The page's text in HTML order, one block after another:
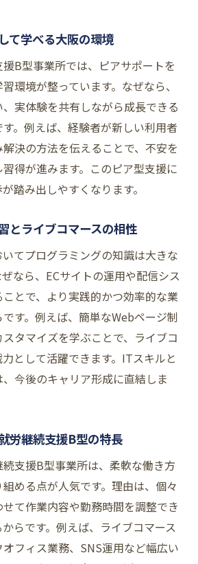
て学べる大阪の環境
B型事業所では、ピアサポートを
環境が整っています。なぜなら、
実体験を共有しながら成長できる
。例えば、経験者が新しい利用者
決の方法を伝えることで、不安を
得が進みます。このピア型支援に
踏み出しやすくなります。
とライブコマースの相性
てプログラミングの知識は大きな
なら、ECサイトの運用や配信シス
とで、より実践的かつ効率的な業
す。例えば、簡単なWebページ制
タマイズを学ぶことで、ライブコ
として活躍できます。ITスキルと
今後のキャリア形成に直結しま
労継続支援B型の特長
支援B型事業所は、柔軟な働き方
める点が人気です。理由は、個々
て作業内容や勤務時間を調整でき
らです。例えば、ライブコマース
フィス業務、SNS運用など幅広い